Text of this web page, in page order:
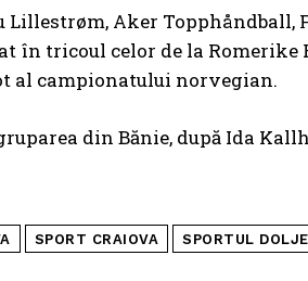
Aker Topphåndball,
în tricoul celor de la Romerike
al campionatului norvegian.
din Bănie, după Ida
SPORT CRAIOVA SPORTUL